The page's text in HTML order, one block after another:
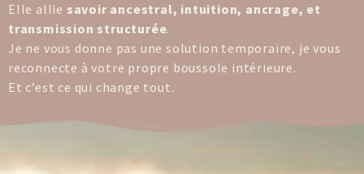
Elle allie savoir ancestral, intuition, ancrage, et
transmission structurée.
Je ne vous donne pas une solution temporaire, je vous
reconnecte à votre propre boussole intérieure.
Et c’est ce qui change tout.